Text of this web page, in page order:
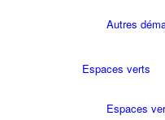
Autres
Espaces verts
Espaces